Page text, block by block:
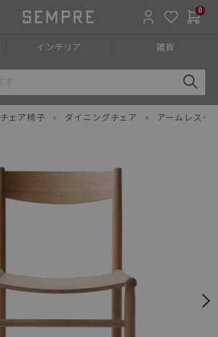
0
インテリア 雑貨
チェア椅子 » ダイニングチェア » アームレスチ